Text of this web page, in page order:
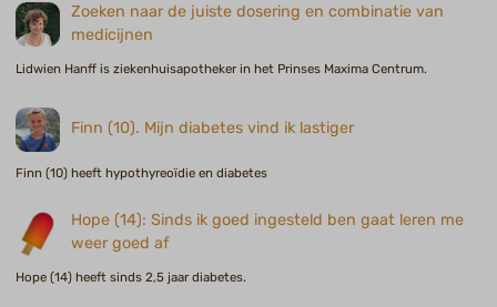
Zoeken naar de juiste dosering en combinatie van
medicijnen
Lidwien Hanff is ziekenhuisapotheker in het Prinses Maxima Centrum.
Finn (10). Mijn diabetes vind ik lastiger
Finn (10) heeft hypothyreoïdie en diabetes
Hope (14): Sinds ik goed ingesteld ben gaat leren me
weer goed af
Hope (14) heeft sinds 2,5 jaar diabetes.